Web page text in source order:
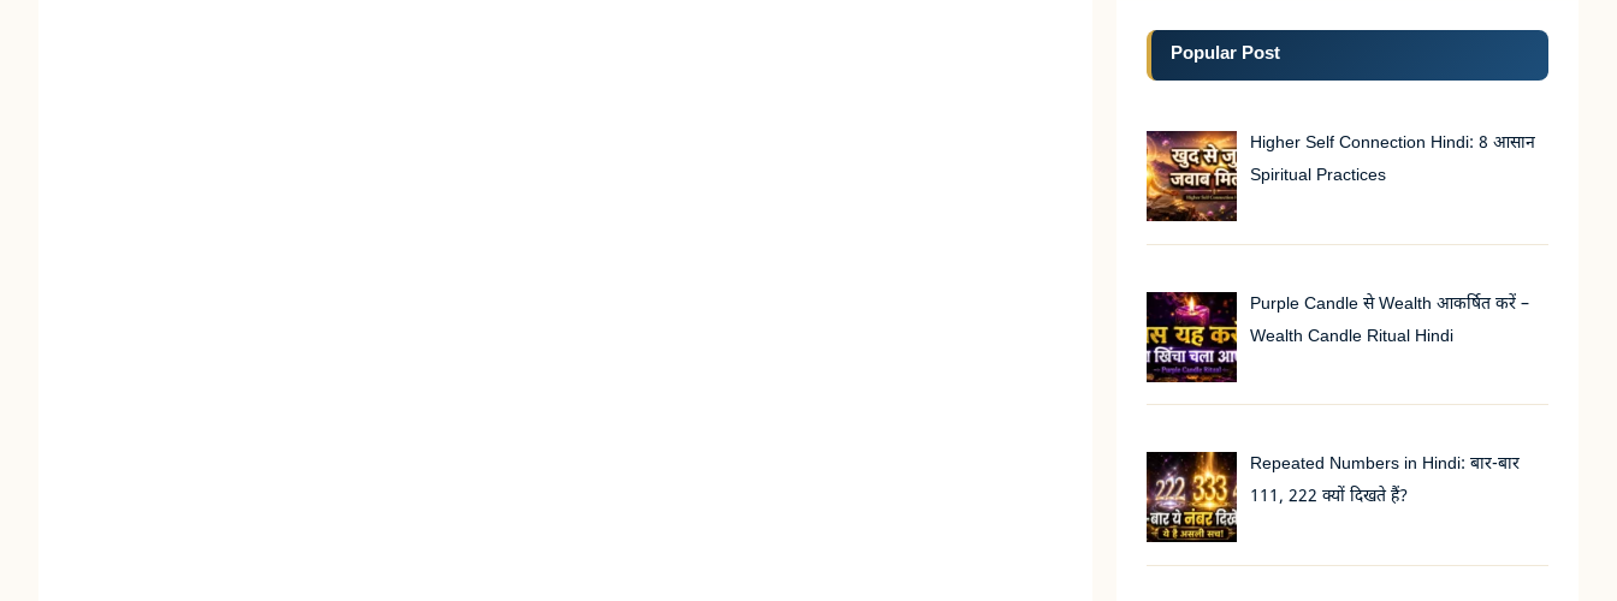
Popular Post
Higher Self Connection Hindi: 8 आसान
Spiritual Practices
Purple Candle से Wealth आकर्षित करें –
Wealth Candle Ritual Hindi
Repeated Numbers in Hindi: बार-बार
111, 222 क्यों दिखते हैं?